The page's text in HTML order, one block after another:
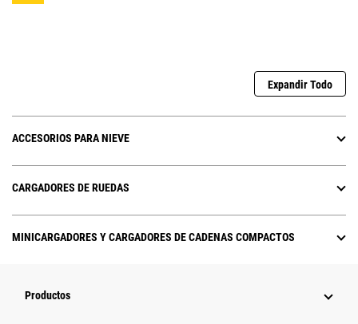
Expandir Todo
ACCESORIOS PARA NIEVE
CARGADORES DE RUEDAS
MINICARGADORES Y CARGADORES DE CADENAS COMPACTOS
Productos